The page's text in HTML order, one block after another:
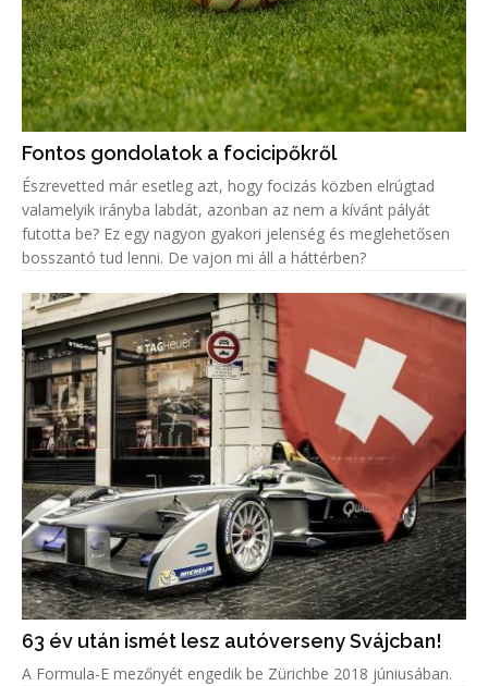
Fontos gondolatok a focicipőkről
Észrevetted már esetleg azt, hogy focizás közben elrúgtad
valamelyik irányba labdát, azonban az nem a kívánt pályát
futotta be? Ez egy nagyon gyakori jelenség és meglehetősen
bosszantó tud lenni. De vajon mi áll a háttérben?
63 év után ismét lesz autóverseny Svájcban!
A Formula-E mezőnyét engedik be Zürichbe 2018 júniusában.